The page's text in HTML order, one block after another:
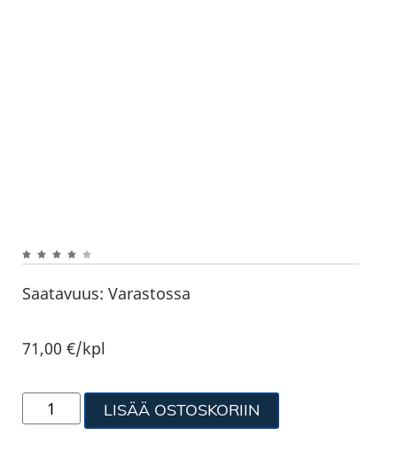
Saatavuus: Varastossa
71,00€/kpl
LISÄÄ OSTOSKORIIN